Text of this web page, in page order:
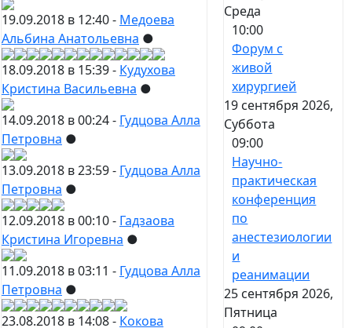
19.09.2018 в 12:40 - Медоева
Альбина Анатольевна ●
18.09.2018 в 15:39 - Кудухова
Кристина Васильевна ●
14.09.2018 в 00:24 - Гудцова Алла
Петровна ●
13.09.2018 в 23:59 - Гудцова Алла
Петровна ●
12.09.2018 в 00:10 - Гадзаова
Кристина Игоревна ●
11.09.2018 в 03:11 - Гудцова Алла
Петровна ●
23.08.2018 в 14:08 - Кокова
Среда
10:00
Форум с
живой
хирургией
19 сентября 2026,
Суббота
09:00
Научно-
практическая
конференция
по
анестезиологии
и
реанимации
25 сентября 2026,
Пятница